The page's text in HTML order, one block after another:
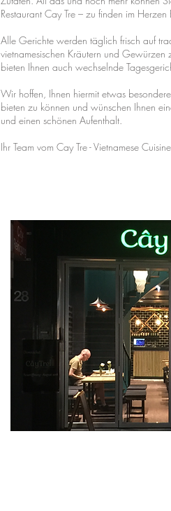
Restaurant Cay Tre – zu finden im Herzen
Alle Gerichte werden täglich frisch auf
vietnamesischen Kräutern und Gewürzen
bieten Ihnen auch wechselnde
Wir hoffen, Ihnen hiermit etwas
bieten zu können und wünschen Ihnen
und einen schönen Aufenthalt.
Ihr Team vom Cay Tre - Vietnamese Cuisine